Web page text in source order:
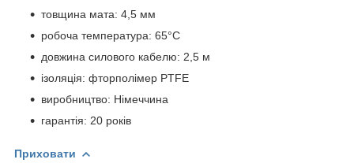
товщина мата: 4,5 мм
робоча температура: 65°С
довжина силового кабелю: 2,5 м
ізоляція: фторполімер PTFE
виробництво: Німеччина
гарантія: 20 років
Приховати